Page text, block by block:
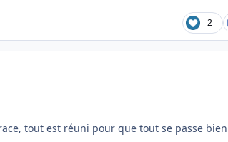
2
tout est réuni pour que tout se passe